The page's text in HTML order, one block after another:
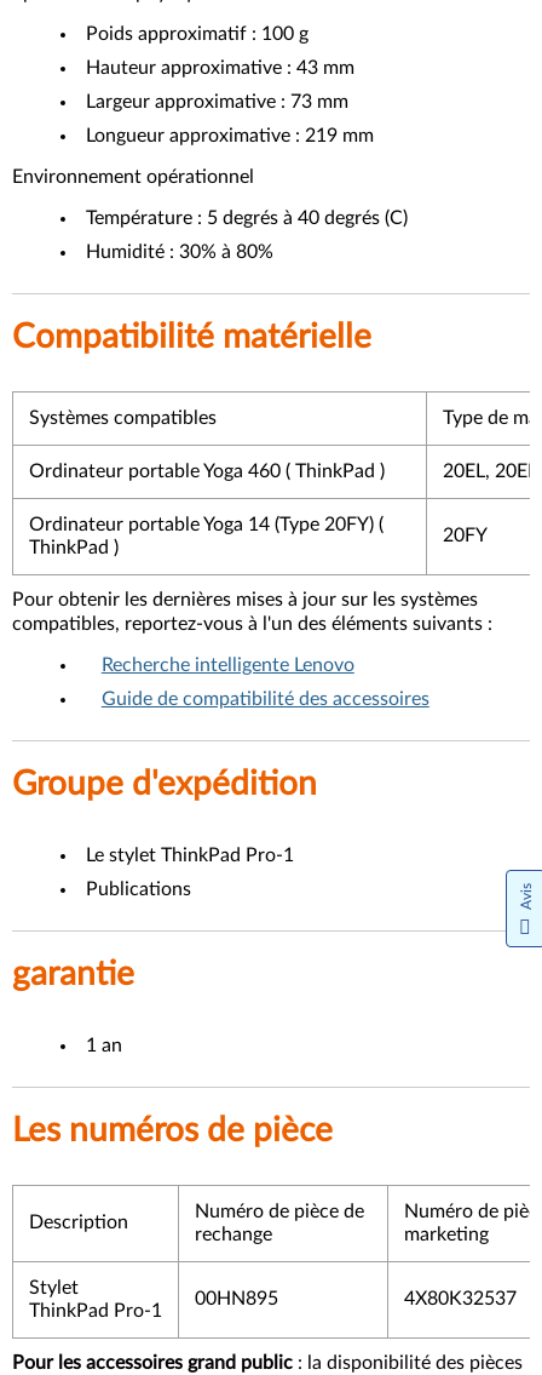
Poids approximatif : 100 g
Hauteur approximative : 43 mm
Largeur approximative : 73 mm
Longueur approximative : 219 mm
Environnement opérationnel
Température : 5 degrés à 40 degrés (C)
Humidité : 30% à 80%
Compatibilité matérielle
Systèmes compatibles Type de
Ordinateur portable Yoga 460 ( ThinkPad ) 20EL,
Ordinateur portable Yoga 14 (Type 20FY) (
ThinkPad )
20FY
Pour obtenir les dernières mises à jour sur les systèmes
compatibles, reportez-vous à l'un des éléments suivants :
Recherche intelligente Lenovo
Guide de compatibilité des accessoires
Groupe d'expédition
Le stylet ThinkPad Pro-1
Publications
garantie
1 an
Les numéros de pièce
Description
Numéro de pièce de
rechange
Numéro de
marketing
Stylet
ThinkPad Pro-1
00HN895 4X80K32537
Pour les accessoires grand public : la disponibilité des pièces
Avis